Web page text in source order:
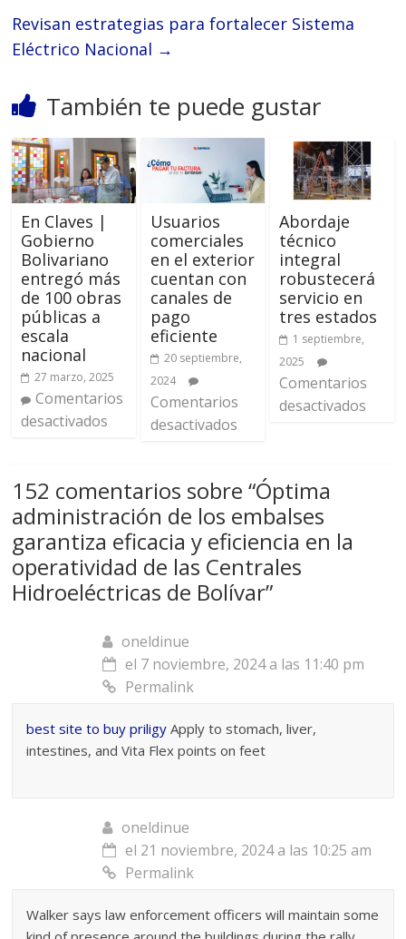
Revisan estrategias para fortalecer Sistema
Eléctrico Nacional →
También te puede gustar
En Claves |
Gobierno
Bolivariano
entregó más
de 100 obras
públicas a
escala
nacional
27 marzo, 2025
Comentarios
desactivados
Usuarios
comerciales
en el exterior
cuentan con
canales de
pago
eficiente
20 septiembre,
2024
Comentarios
desactivados
Abordaje
técnico
integral
robustecerá
servicio en
tres estados
1 septiembre,
2025
Comentarios
desactivados
152 comentarios sobre “Óptima
administración de los embalses
garantiza eficacia y eficiencia en la
operatividad de las Centrales
Hidroeléctricas de Bolívar”
oneldinue
el 7 noviembre, 2024 a las 11:40 pm
Permalink
best site to buy priligy Apply to stomach, liver,
intestines, and Vita Flex points on feet
oneldinue
el 21 noviembre, 2024 a las 10:25 am
Permalink
Walker says law enforcement officers will maintain some